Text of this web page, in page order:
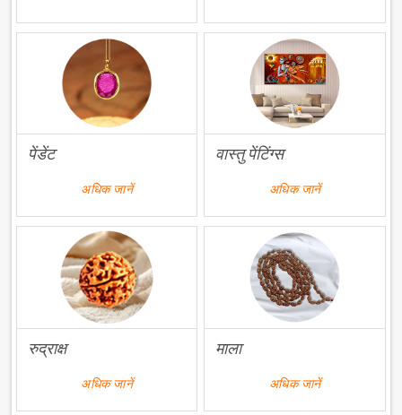
पेंडेंट
अधिक जानें
वास्तु पेंटिंग्स
अधिक जानें
रुद्राक्ष
अधिक जानें
माला
अधिक जानें